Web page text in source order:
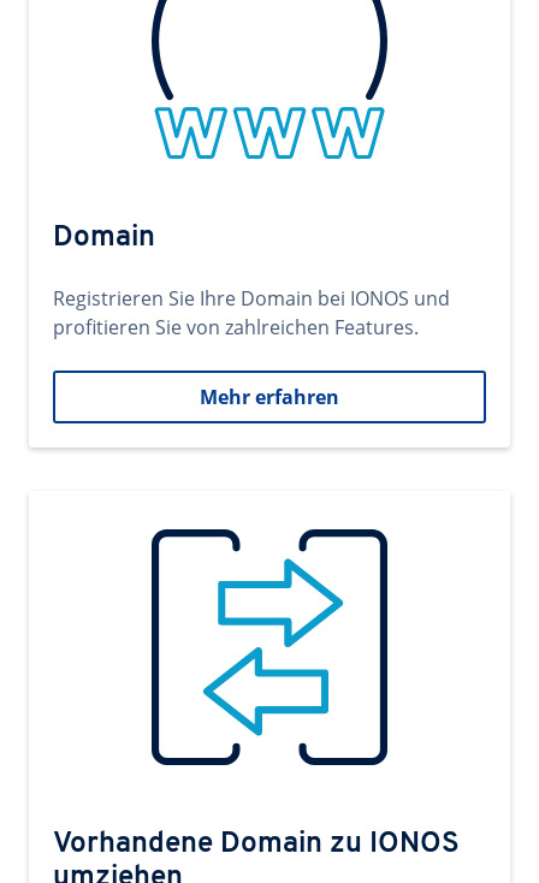
Domain
Registrieren Sie Ihre Domain bei IONOS und
profitieren Sie von zahlreichen Features.
Mehr erfahren
Vorhandene Domain zu IONOS